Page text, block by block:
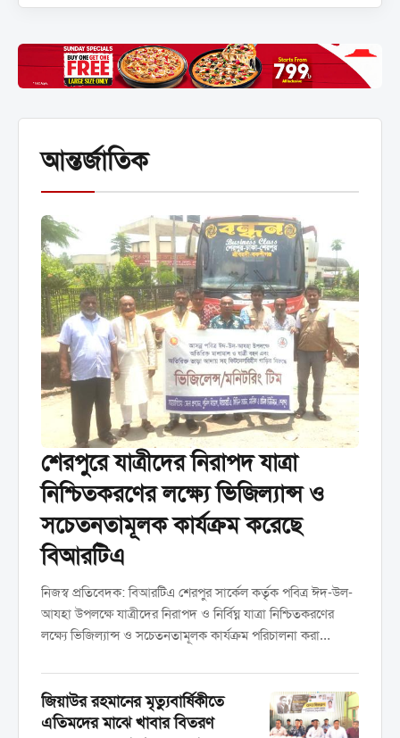
আন্তর্জাতিক
শেরপুরে যাত্রীদের নিরাপদ যাত্রা
নিশ্চিতকরণের লক্ষ্যে ভিজিল্যান্স ও
সচেতনতামূলক কার্যক্রম করেছে
বিআরটিএ
নিজস্ব প্রতিবেদক: বিআরটিএ শেরপুর সার্কেল কর্তৃক পবিত্র ঈদ-উল-
আযহা উপলক্ষে যাত্রীদের নিরাপদ ও নির্বিঘ্ন যাত্রা নিশ্চিতকরণের
লক্ষ্যে ভিজিল্যান্স ও সচেতনতামূলক কার্যক্রম পরিচালনা করা
পরিচালনা করা হয়। ...
জিয়াউর রহমানের মৃত্যুবার্ষিকীতে
এতিমদের মাঝে খাবার বিতরণ